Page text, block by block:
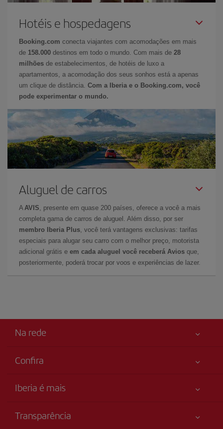
Hotéis e hospedagens
Booking.com conecta viajantes com acomodações em mais
de 158.000 destinos em todo o mundo. Com mais de 28
milhões de estabelecimentos, de hotéis de luxo a
apartamentos, a acomodação dos seus sonhos está a apenas
um clique de distância. Com a Iberia e o Booking.com, você
pode experimentar o mundo.
Aluguel de carros
A AVIS , presente em quase 200 países, oferece a você a mais
completa gama de carros de aluguel. Além disso, por ser
membro Iberia Plus , você terá vantagens exclusivas: tarifas
especiais para alugar seu carro com o melhor preço, motorista
adicional grátis e em cada aluguel você receberá Avios que,
posteriormente, poderá trocar por voos e experiências de lazer.
Na rede
Confira
Acessibilidade
Iberia é mais
Grupo Iberia
Transparência